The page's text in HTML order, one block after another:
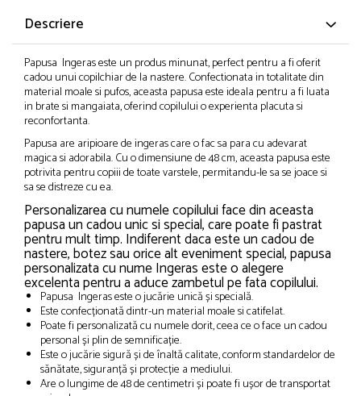
Descriere
Papusa Ingeras este un produs minunat, perfect pentru a fi oferit
cadou unui copilchiar de la nastere. Confectionata in totalitate din
material moale si pufos, aceasta papusa este ideala pentru a fi luata
in brate si mangaiata, oferind copilului o experienta placuta si
reconfortanta.
Papusa are aripioare de ingeras care o fac sa para cu adevarat
magica si adorabila. Cu o dimensiune de 48 cm, aceasta papusa este
potrivita pentru copiii de toate varstele, permitandu-le sa se joace si
sa se distreze cu ea.
Personalizarea cu numele copilului face din aceasta
papusa un cadou unic si special, care poate fi pastrat
pentru mult timp. Indiferent daca este un cadou de
nastere, botez sau orice alt eveniment special, papusa
personalizata cu nume Ingeras este o alegere
excelenta pentru a aduce zambetul pe fata copilului.
Papusa Ingeras este o jucărie unică și specială.
Este confecționată dintr-un material moale si catifelat.
Poate fi personalizată cu numele dorit, ceea ce o face un cadou
personal și plin de semnificație.
Este o jucărie sigură și de înaltă calitate, conform standardelor de
sănătate, siguranță și protecție a mediului.
Are o lungime de 48 de centimetri și poate fi ușor de transportat